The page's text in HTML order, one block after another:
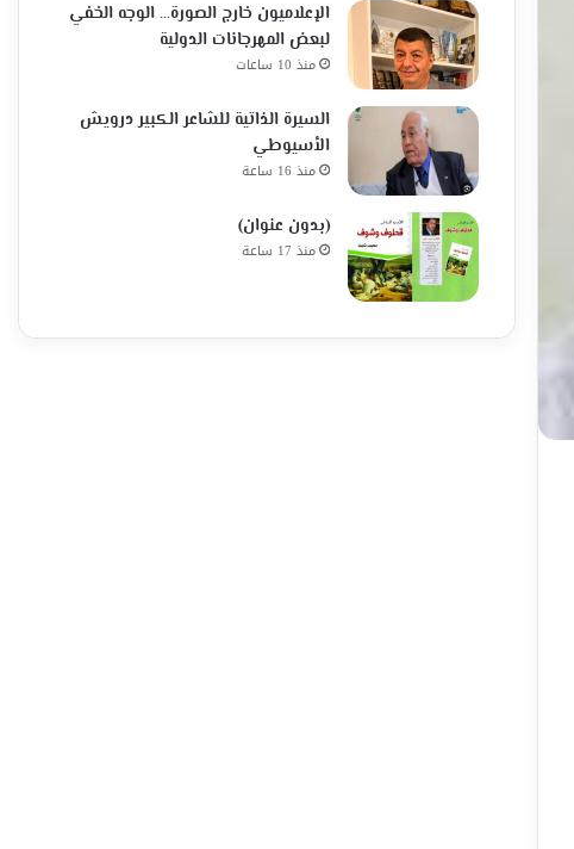
الإعلاميون خارج الصورة… الوجه الخفي
لبعض المهرجانات الدولية
منذ 10 ساعات
السيرة الذاتية للشاعر الكبير درويش
الأسيوطي
منذ 16 ساعة
(بدون عنوان)
منذ 17 ساعة